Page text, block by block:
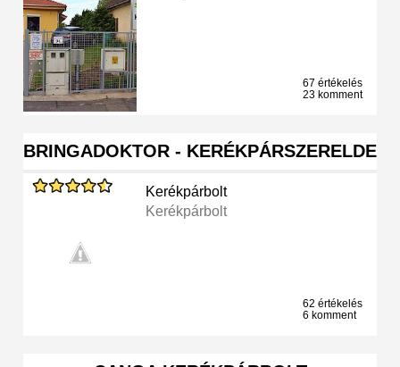
67 értékelés
23 komment
BRINGADOKTOR - KERÉKPÁRSZERELDE
Kerékpárbolt
Kerékpárbolt
62 értékelés
6 komment